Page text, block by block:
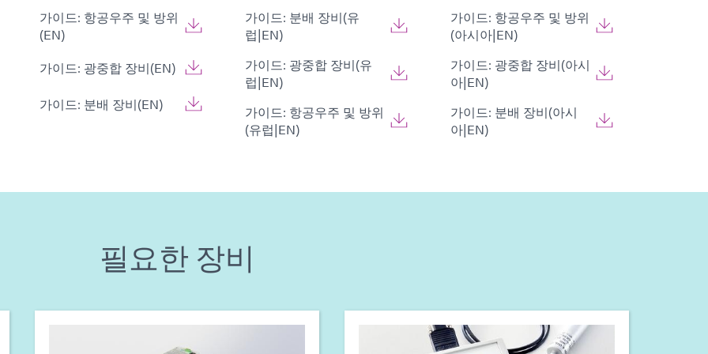
가이드: 항공우주 및 방위
(EN)
가이드: 광중합 장비(EN)
가이드: 분배 장비(EN)
가이드: 분배 장비(유
럽|EN)
가이드: 광중합 장비(유
럽|EN)
가이드: 항공우주 및 방위
(유럽|EN)
가이드: 항공우주 및 방위
(아시아|EN)
가이드: 광중합 장비(아시
아|EN)
가이드: 분배 장비(아시
아|EN)
필요한 장비